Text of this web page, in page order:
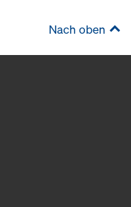
Nach oben